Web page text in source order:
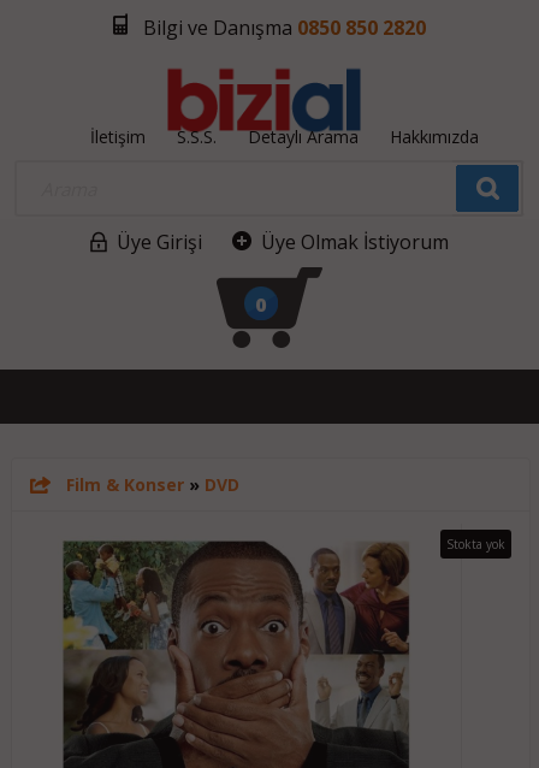
Bilgi ve Danışma 0850 850 2820
İletişim S.S.S. Detaylı Arama Hakkımızda
Üye Girişi Üye Olmak İstiyorum
0
Film & Konser» DVD
Stokta yok